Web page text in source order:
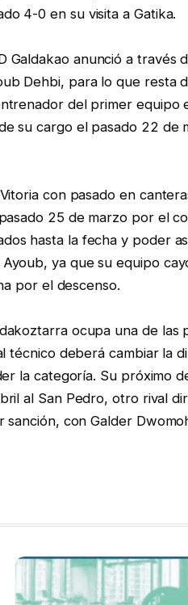
4-0 en su visita a Gatika.
Galdakao anunció a través
Dehbi, para lo que resta
del primer equipo
su cargo el pasado 22 de
con pasado en
25 de marzo por el
hasta la fecha y poder
ya que su equipo
por el descenso.
ocupa una de las
deberá cambiar la
la categoría. Su próximo
al San Pedro, otro rival
con Galder